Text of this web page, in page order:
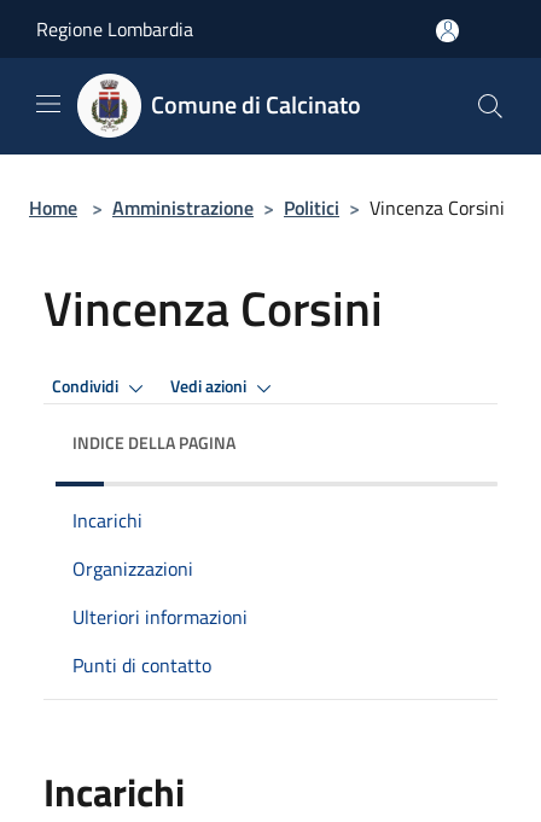
Regione Lombardia
Comune di Calcinato
Home > Amministrazione > Politici > Vincenza Corsini
Vincenza Corsini
Condividi Vedi azioni
INDICE DELLA PAGINA
Incarichi
Organizzazioni
Ulteriori informazioni
Punti di contatto
Incarichi